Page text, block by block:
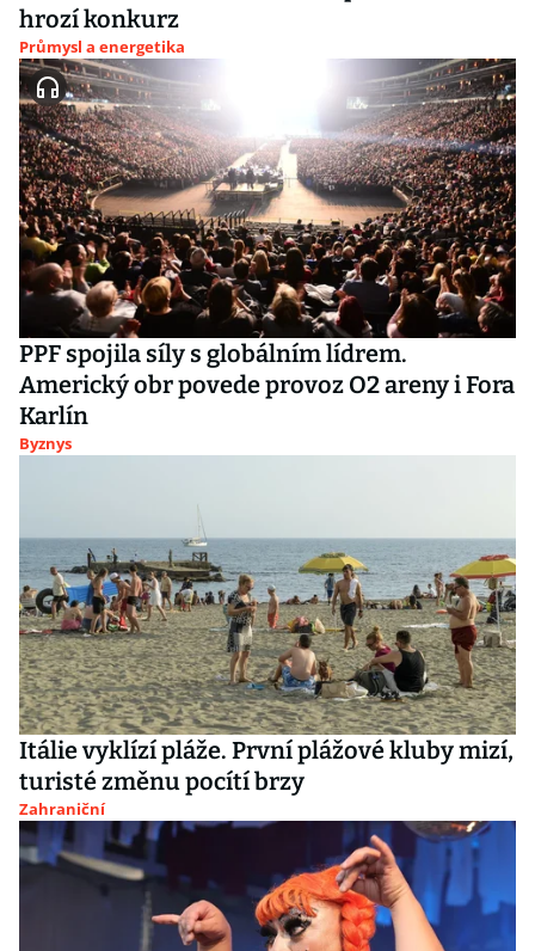
hrozí konkurz
Průmysl a energetika
PPF spojila síly s globálním lídrem.
Americký obr povede provoz O2 areny i Fora
Karlín
Byznys
Itálie vyklízí pláže. První plážové kluby mizí,
turisté změnu pocítí brzy
Zahraniční